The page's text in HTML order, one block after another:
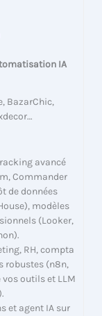
IA
BazarChic,
avancé
Commander
de données
modèles
(Looker,
RH, compta
robustes (n8n,
vos outils et LLM
et agent IA sur